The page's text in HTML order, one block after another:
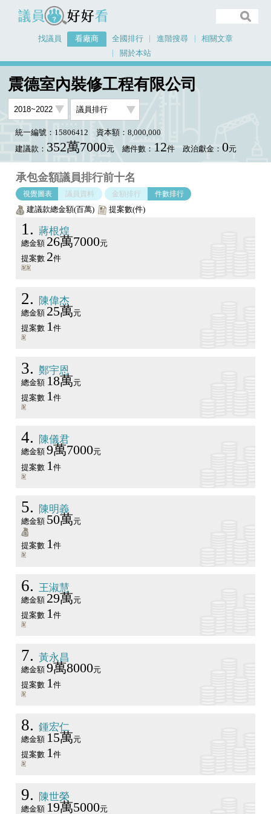
議員好好看
找議員 看廠商 全國排行 進階搜尋
相關文章
關於本站
看廠商
震德室內裝修工程有限公司
統一編號：15806412
資本額：8,000,000
建議款： 352萬7000元 總件數： 12件 政治獻金： 0元
承包金額議員排行前十名
視覺圖表 議員資料 金額排行 件數排行
建議款總金額(百萬) 提案數(件)
1 蔣根煌
總金額 26萬7000元
提案數 2件
2 陳偉杰
總金額 25萬元
提案數 1 件
3 鄭宇恩
總金額 18萬元
提案數 1 件
4 陳儀君
總金額 9萬7000元
提案數 1 件
5 陳明義
總金額 50萬元
提案數 1件
6 王淑慧
總金額 29萬元
提案數 1件
7 黃永昌
總金額 9萬8000元
提案數 1件
8 鍾宏仁
總金額 15萬元
提案數 1件
9 陳世榮
總金額 19萬5000元